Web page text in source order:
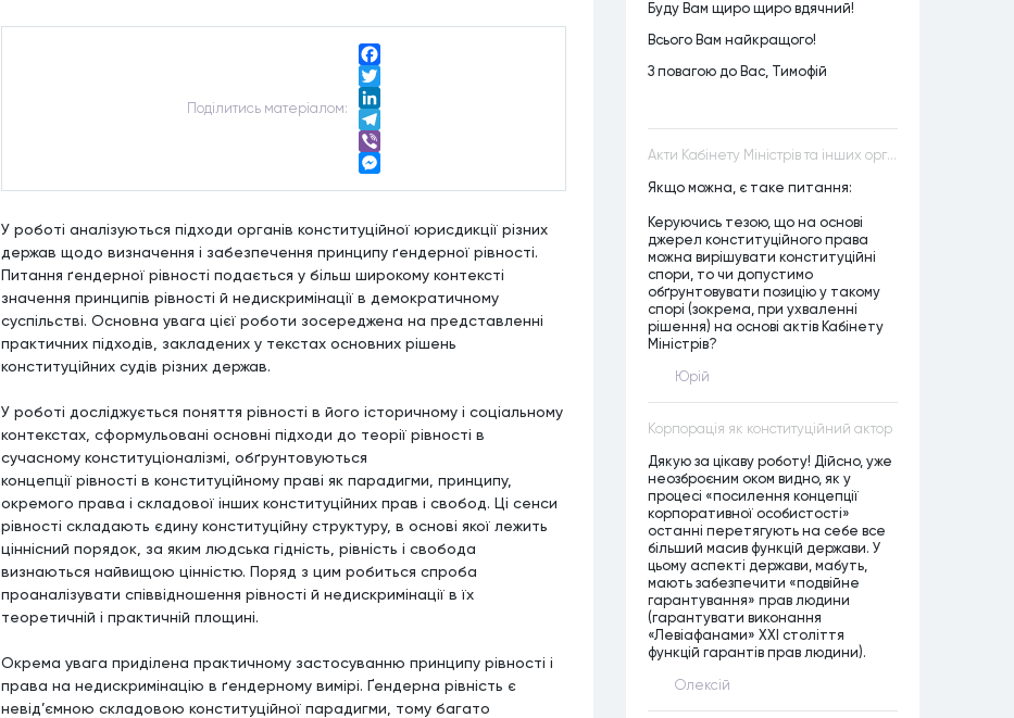
Подiлитись матерiалом:
Facebook
Twitter
LinkedIn
Telegram
Viber
У роботі аналізуються підходи органів конституційної юрисдикції різних
держав щодо визначення і забезпечення принципу ґендерної рівності.
Питання ґендерної рівності подається у більш широкому контексті
значення принципів рівності й недискримінації в демократичному
суспільстві. Основна увага цієї роботи зосереджена на представленні
практичних підходів, закладених у текстах основних рішень
конституційних судів різних держав.
У роботі досліджується поняття рівності в його історичному і соціальному
контекстах, сформульовані основні підходи до теорії рівності в
сучасному конституціоналізмі, обґрунтовуються
концепції рівності в конституційному праві як парадигми, принципу,
окремого права і складової інших конституційних прав і свобод. Ці сенси
рівності складають єдину конституційну структуру, в основі якої лежить
ціннісний порядок, за яким людська гідність, рівність і свобода
визнаються найвищою цінністю. Поряд з цим робиться спроба
проаналізувати співвідношення рівності й недискримінації в їх
теоретичній і практичній площині.
Окрема увага приділена практичному застосуванню принципу рівності і
права на недискримінацію в ґендерному вимірі. Ґендерна рівність є
невід’ємною складовою конституційної парадигми, тому багато
Буду Вам щиро щиро вдячний!
Всього Вам найкращого!
З повагою до Вас, Тимофій
Акти Кабінету Міністрів та інших органів державної влади як джерела конституційного права
Якщо можна, є таке питання:
Керуючись тезою, що на основі
джерел конституційного права
можна вирішувати конституційні
спори, то чи допустимо
обґрунтовувати позицію у такому
спорі (зокрема, при ухваленні
рішення) на основі актів Кабінету
Міністрів?
Юрій
Корпорація як конституційний актор
Дякую за цікаву роботу! Дійсно, уже
неозброєним оком видно, як у
процесі «посилення концепції
корпоративної особистості»
останні перетягують на себе все
більший масив функцій держави. У
цьому аспекті держави, мабуть,
мають забезпечити «подвійне
гарантування» прав людини
(гарантувати виконання
«Левіафанами» ХХІ століття
функцій гарантів прав людини).
Олексій